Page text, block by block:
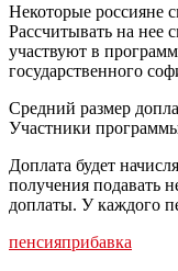
Некоторые россияне
Рассчитывать на нее
участвуют в
государственного
Средний размер
Участники
Доплата будет
получения подавать
доплаты. У каждого
пенсияприбавка